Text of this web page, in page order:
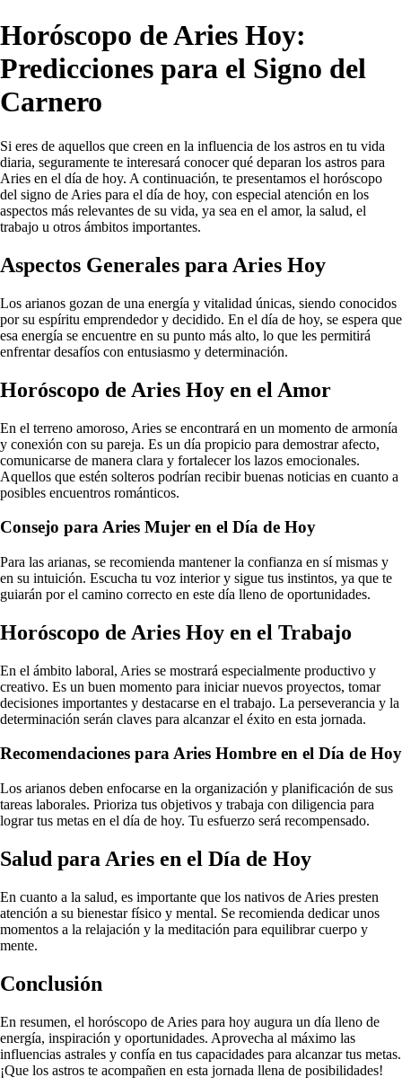
Horóscopo de Aries Hoy:
Predicciones para el Signo del
Carnero
Si eres de aquellos que creen en la influencia de los astros en tu vida
diaria, seguramente te interesará conocer qué deparan los astros para
Aries en el día de hoy. A continuación, te presentamos el horóscopo
del signo de Aries para el día de hoy, con especial atención en los
aspectos más relevantes de su vida, ya sea en el amor, la salud, el
trabajo u otros ámbitos importantes.
Aspectos Generales para Aries Hoy
Los arianos gozan de una energía y vitalidad únicas, siendo conocidos
por su espíritu emprendedor y decidido. En el día de hoy, se espera que
esa energía se encuentre en su punto más alto, lo que les permitirá
enfrentar desafíos con entusiasmo y determinación.
Horóscopo de Aries Hoy en el Amor
En el terreno amoroso, Aries se encontrará en un momento de armonía
y conexión con su pareja. Es un día propicio para demostrar afecto,
comunicarse de manera clara y fortalecer los lazos emocionales.
Aquellos que estén solteros podrían recibir buenas noticias en cuanto a
posibles encuentros románticos.
Consejo para Aries Mujer en el Día de Hoy
Para las arianas, se recomienda mantener la confianza en sí mismas y
en su intuición. Escucha tu voz interior y sigue tus instintos, ya que te
guiarán por el camino correcto en este día lleno de oportunidades.
Horóscopo de Aries Hoy en el Trabajo
En el ámbito laboral, Aries se mostrará especialmente productivo y
creativo. Es un buen momento para iniciar nuevos proyectos, tomar
decisiones importantes y destacarse en el trabajo. La perseverancia y la
determinación serán claves para alcanzar el éxito en esta jornada.
Recomendaciones para Aries Hombre en el Día de Hoy
Los arianos deben enfocarse en la organización y planificación de sus
tareas laborales. Prioriza tus objetivos y trabaja con diligencia para
lograr tus metas en el día de hoy. Tu esfuerzo será recompensado.
Salud para Aries en el Día de Hoy
En cuanto a la salud, es importante que los nativos de Aries presten
atención a su bienestar físico y mental. Se recomienda dedicar unos
momentos a la relajación y la meditación para equilibrar cuerpo y
mente.
Conclusión
En resumen, el horóscopo de Aries para hoy augura un día lleno de
energía, inspiración y oportunidades. Aprovecha al máximo las
influencias astrales y confía en tus capacidades para alcanzar tus metas.
¡Que los astros te acompañen en esta jornada llena de posibilidades!